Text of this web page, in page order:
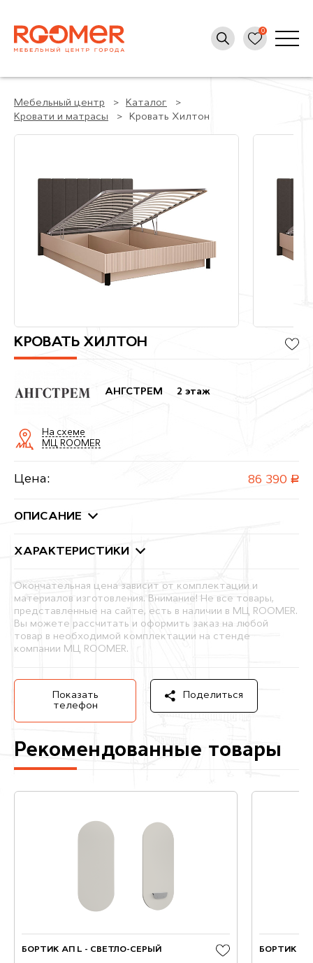
Мебельный центр
Каталог
Кровати и матрасы
Кровать Хилтон
КРОВАТЬ ХИЛТОН
АНГСТРЕМ 2 этаж
На схеме
МЦ ROOMER
Цена: 86 390 руб.
ОПИСАНИЕ
ХАРАКТЕРИСТИКИ
Окончательная цена зависит от комплектации и
материалов изготовления. Внимание! Не все товары,
представленные на сайте, есть в наличии в МЦ ROOMER.
Вы можете рассчитать и оформить заказ на любой
товар в необходимой комплектации на стенде
компании МЦ ROOMER.
Показать
телефон
Поделиться
Рекомендованные товары
БОРТИК АП L - СВЕТЛО-СЕРЫЙ БОРТИК